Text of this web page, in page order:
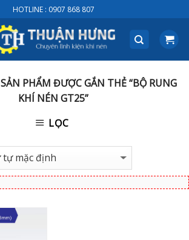
HOTLINE : 0907 868 807
SẢN PHẨM ĐƯỢC GẮN THẺ “BỘ RUNG
KHÍ NÉN GT25”
LỌC